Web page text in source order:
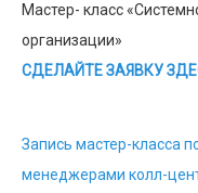
Мастер- класс
организации»
СДЕЛАЙТЕ ЗАЯВКУ
Запись мастер-класса
менеджерами колл-